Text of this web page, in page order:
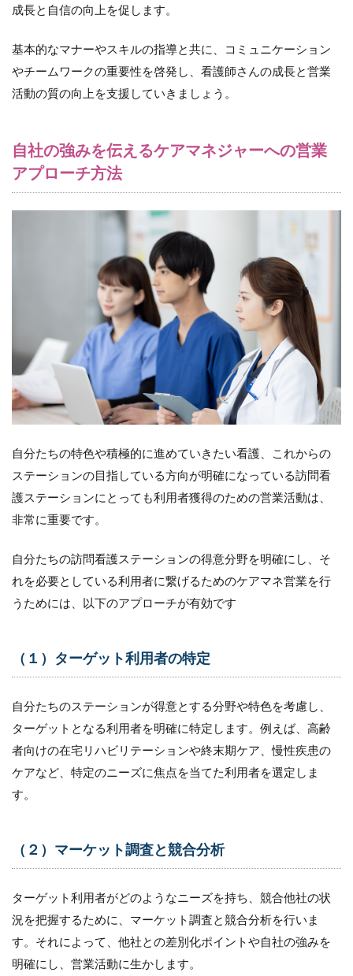
成長と自信の向上を促します。
基本的なマナーやスキルの指導と共に、コミュニケーション
やチームワークの重要性を啓発し、看護師さんの成長と営業
活動の質の向上を支援していきましょう。
自社の強みを伝えるケアマネジャーへの営業
アプローチ方法
自分たちの特色や積極的に進めていきたい看護、これからの
ステーションの目指している方向が明確になっている訪問看
護ステーションにとっても利用者獲得のための営業活動は、
非常に重要です。
自分たちの訪問看護ステーションの得意分野を明確にし、そ
れを必要としている利用者に繋げるためのケアマネ営業を行
うためには、以下のアプローチが有効です
（１）ターゲット利用者の特定
自分たちのステーションが得意とする分野や特色を考慮し、
ターゲットとなる利用者を明確に特定します。例えば、高齢
者向けの在宅リハビリテーションや終末期ケア、慢性疾患の
ケアなど、特定のニーズに焦点を当てた利用者を選定しま
す。
（２）マーケット調査と競合分析
ターゲット利用者がどのようなニーズを持ち、競合他社の状
況を把握するために、マーケット調査と競合分析を行いま
す。それによって、他社との差別化ポイントや自社の強みを
明確にし、営業活動に生かします。